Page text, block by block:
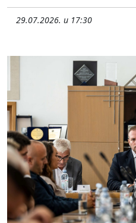
29.07.2026. u 17:30